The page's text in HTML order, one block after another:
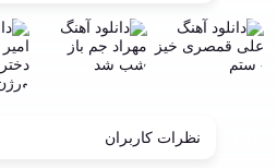
نظرات کاربران